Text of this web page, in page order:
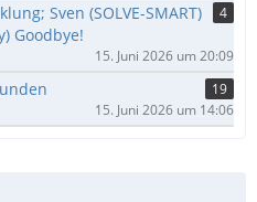
Sven (SOLVE-SMART)
Goodbye!
4
15. Juni 2026 um 20:09
19
15. Juni 2026 um 14:06